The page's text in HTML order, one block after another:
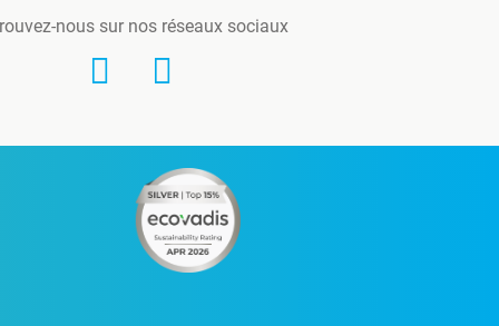
nous sur nos réseaux sociaux